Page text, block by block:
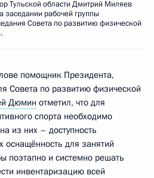
Тульской области Дмитрий Миляев
заседании рабочей группы
Совета по развитию физической
помощник Президента,
Совета по развитию физической
Дюмин отметил, что для
спорта необходимо
из них – доступность
оснащённость для занятий
поэтапно и системно решать
инвентаризацию всей